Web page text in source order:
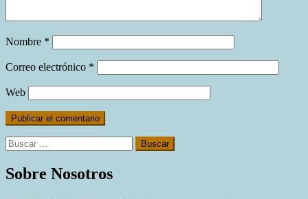
Nombre *
Correo electrónico *
Web
Buscar:
Sobre Nosotros